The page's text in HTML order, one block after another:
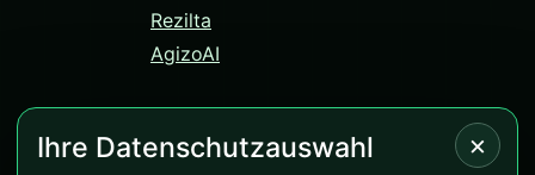
Rezilta
AgizoAI
×
Ihre Datenschutzauswahl